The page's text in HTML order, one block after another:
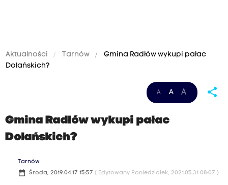
Aktualności Tarnów
Gmina Radłów wykupi pałac
Dolańskich?
A A A share
Gmina Radłów wykupi pałac
Dolańskich?
Tarnów
date_range Środa, 2019.04.17 15:57 ( Edytowany Poniedziałek, 2021.05.31 08:07 )